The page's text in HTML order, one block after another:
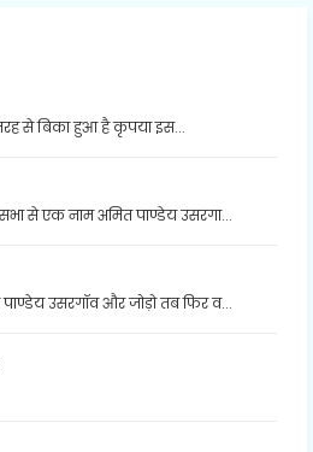
से बिका हुआ है कृपया इस...
से एक नाम अमित पाण्डेय उसरगा...
उसरगॉव और जोड़ो तब फिर व...